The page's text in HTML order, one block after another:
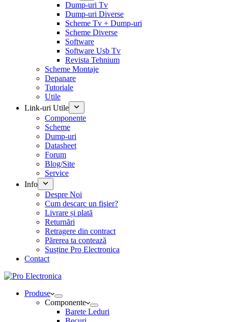
Dump-uri Tv
Dump-uri Diverse
Scheme Tv + Dump-uri
Scheme Diverse
Software
Software Usb Tv
Revista Tehnium
Scheme Montaje
Depanare
Tutoriale
Utile
Link-uri Utile
Componente
Scheme
Dump-uri
Datasheet
Forum
Blog/Site
Service
Info
Despre Noi
Cum descarc un fişier?
Livrare și plată
Returnări
Retragere din contract
Părerea ta contează
Susține Pro Electronica
Contact
Produse
Componente
Barete Leduri